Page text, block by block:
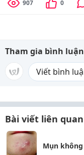
907 0
Tham gia bình luận
Bài viết liên quan
Mụn